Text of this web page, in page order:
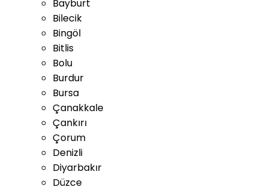
Bayburt
Bilecik
Bingöl
Bitlis
Bolu
Burdur
Bursa
Çanakkale
Çankırı
Çorum
Denizli
Diyarbakır
Düzce